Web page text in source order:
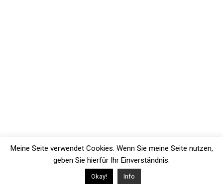
Meine Seite verwendet Cookies. Wenn Sie meine Seite nutzen,
geben Sie hierfür Ihr Einverständnis.
Okay! Info